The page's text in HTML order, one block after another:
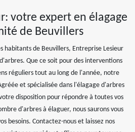
votre expert en élagage
de Beuvillers
habitants de Beuvillers, Entreprise Lesieur
Que ce soit pour des interventions
réguliers tout au long de l'année, notre
et spécialisée dans l'élagage d'arbres
disposition pour répondre à toutes vos
d'arbres à élaguer, nous saurons vous
besoins. Contactez-nous et laissez nos